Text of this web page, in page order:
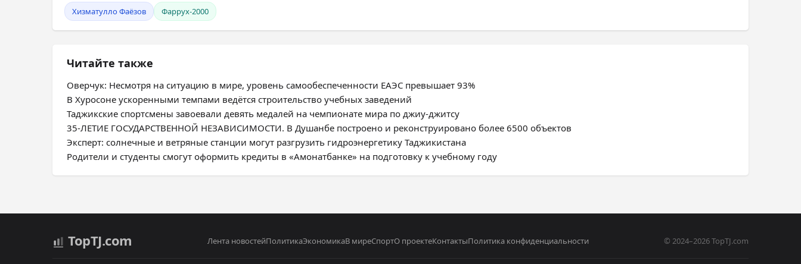
Хизматулло Фаёзов Фаррух-2000
Читайте также
Оверчук: Несмотря на ситуацию в мире, уровень самообеспеченности ЕАЭС превышает 93%
В Хуросоне ускоренными темпами ведётся строительство учебных заведений
Таджикские спортсмены завоевали девять медалей на чемпионате мира по джиу-джитсу
35-ЛЕТИЕ ГОСУДАРСТВЕННОЙ НЕЗАВИСИМОСТИ. В Душанбе построено и реконструировано более 6500 объектов
Эксперт: солнечные и ветряные станции могут разгрузить гидроэнергетику Таджикистана
Родители и студенты смогут оформить кредиты в «Амонатбанке» на подготовку к учебному году
TopTJ.com Лента новостейПолитикаЭкономикаВ миреСпортО проектеКонтактыПолитика конфиденциальности © 2024–2026 TopTJ.com